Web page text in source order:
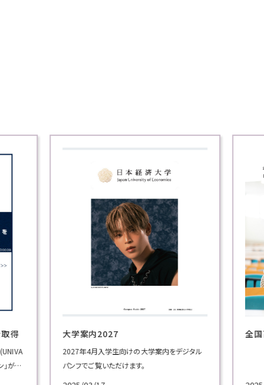
得
が推
大学案内2027
2027年4月入学生向けの大学案内をデジタル
パンフでご覧いただけます。
全国